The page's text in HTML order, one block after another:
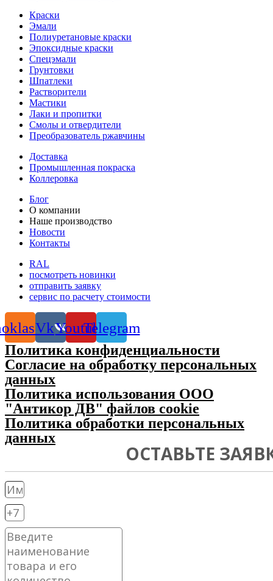
Краски
Эмали
Полиуретановые краски
Эпоксидные краски
Спецэмали
Грунтовки
Шпатлеки
Растворители
Мастики
Лаки и пропитки
Смолы и отвердители
Преобразователь ржавчины
Доставка
Промышленная покраска
Коллеровка
Блог
О компании
Наше производство
Новости
Контакты
RAL
посмотреть новинки
отправить заявку
сервис по расчету стоимости
VkYoutubeTelegram
Политика конфиденциальности
Согласие на обработку персональных
данных
Политика использования ООО
"Антикор ДВ" файлов cookie
Политика обработки персональных
данных
ОСТАВЬТЕ